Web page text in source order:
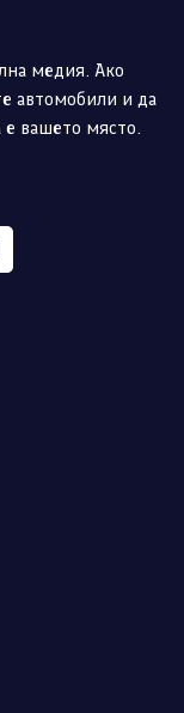
медия. Ако
автомобили и да
вашето място.